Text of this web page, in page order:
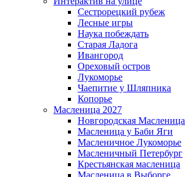
Сестрорецкий рубеж
Лесные игры
Наука побеждать
Старая Ладога
Ивангород
Ореховый остров
Лукоморье
Чаепитие у Шляпника
Копорье
Масленица 2027
Новгородская Масленица
Масленица у Баби Яги
Масленичное Лукоморье
Масленичный Петербург
Крестьянская масленица